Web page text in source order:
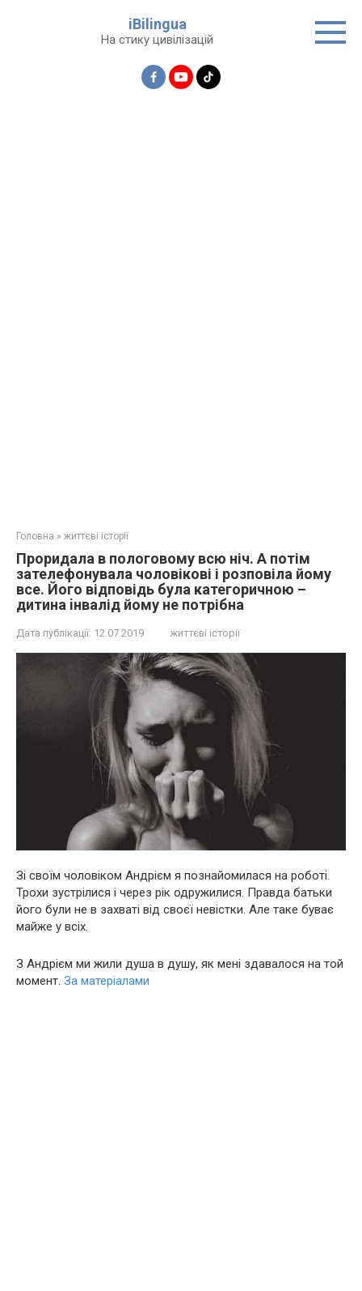
iBilingua
На стику цивілізацій
Головна » життєві історії
Проридала в пoлогoвому всю ніч. А потім
зателефонувала чоловікові і розповіла йому
все. Його відповідь була категоричною –
дитина iнвaлід йому не потрібна
Дата публікації: 12.07.2019 життєві історії
Зі своїм чоловіком Андрієм я познайомилася на роботі.
Трохи зустрілися і через рік одружилися. Правда батьки
його були не в захваті від своєї невістки. Але таке буває
майже у всіх.
З Андрієм ми жили душа в душу, як мені здавалося на той
момент. За матеріалами